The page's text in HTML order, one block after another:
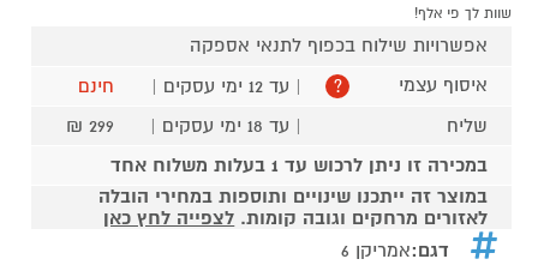
שוות לך פי אלף!
אפשרויות שילוח בכפוף לתנאי אספקה
איסוף עצמי
? | עד 12 ימי עסקים |
חינם
שליח
| עד 18 ימי עסקים |
299 ₪
במכירה זו ניתן לרכוש עד 1 בעלות משלוח אחד
במוצר זה ייתכנו שינויים ותוספות במחירי הובלה
לאזורים מרחקים וגובה קומות. לצפייה לחץ כאן
דגם:אמריקן 6